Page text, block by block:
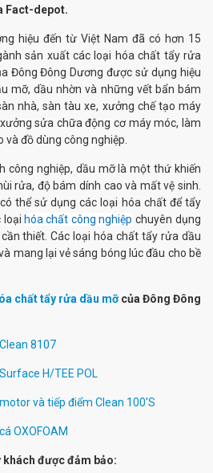
Fact-depot.
hiệu đến từ Việt Nam đã có hơn 15
sản xuất các loại hóa chất tẩy rửa
Đông Đông Dương được sử dụng hiệu
mỡ, dầu nhờn và những vết bẩn bám
nhà, sàn tàu xe, xưởng chế tạo máy
sửa chữa động cơ máy móc, làm
đồ dùng công nghiệp.
công nghiệp, dầu mỡ là một thứ khiến
rửa, độ bám dính cao và mất vệ sinh.
thể sử dụng các loại hóa chất để tẩy
loại hóa chất công nghiệp chuyên dụng
thiết. Các loại hóa chất tẩy rửa dầu
mang lại vẻ sáng bóng lúc đầu cho bề
chất tẩy rửa dầu mỡcủa Đông Đông
8107
H/TEE POL
và tiếp điểm Clean 100'S
OXOFOAM
được đảm bảo: